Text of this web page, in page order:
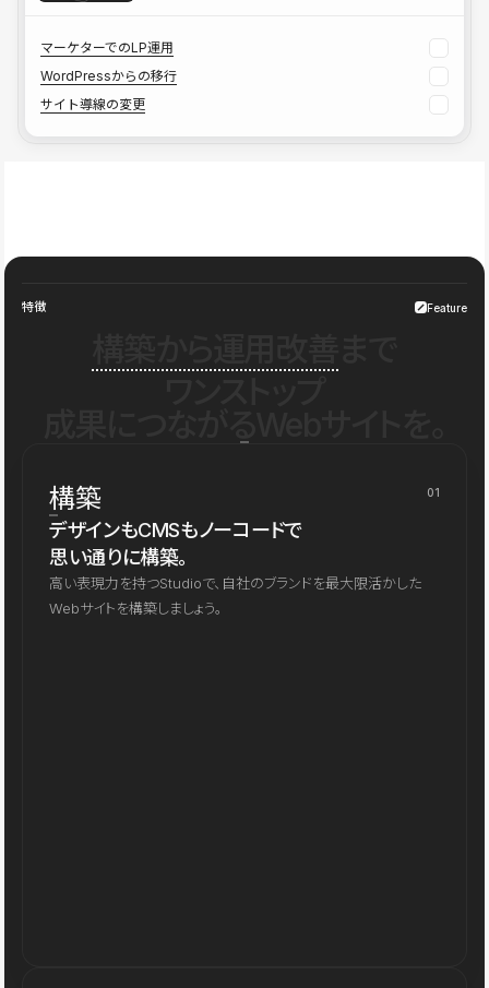
マーケターでのLP運用
WordPressからの移行
サイト導線の変更
特徴 Feature
構築 01
デザインもCMSもノーコードで
思い通りに構築。
高い表現力を持つStudioで、自社のブランドを最大限活かした
Webサイトを構築しましょう。